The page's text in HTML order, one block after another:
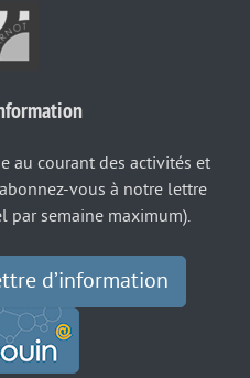
au courant des activités et
vous à notre lettre
par semaine maximum).
d’information